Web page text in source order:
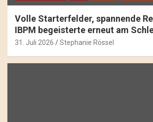
Volle Starterfelder, spannende
IBPM begeisterte erneut am
31. Juli 2026 Stephanie Rössel